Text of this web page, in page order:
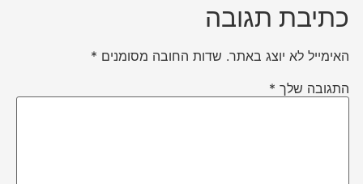
כתיבת תגובה
האימייל לא יוצג באתר. שדות החובה מסומנים *
התגובה שלך *